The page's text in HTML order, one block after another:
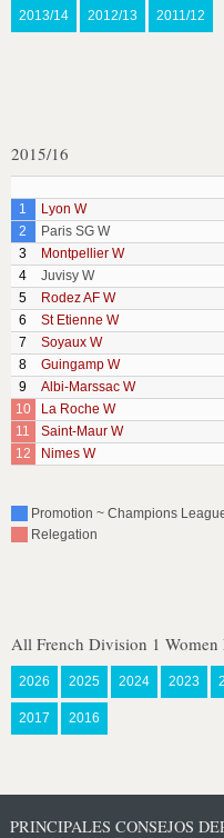
2013/14 2012/13 2011/12
2015/16
1
Lyon W
2
Paris SG W
3
Montpellier W
4
Juvisy W
5
Rodez AF W
6
St Etienne W
7
Soyaux W
8
Guingamp W
9
Albi-Marssac W
10
La Roche W
11
Saint-Maur W
12
Nimes W
Promotion ~ Champions
Relegation
All French Division 1 Women
2026 2025 2024 2023
2017 2016
PRINCIPALES CONSEJOS